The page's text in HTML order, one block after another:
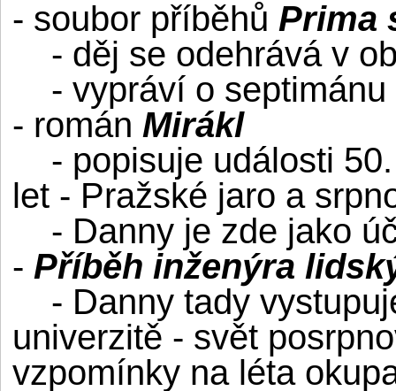
- soubor příběhů Prima
- děj se odehrává v
- vypráví o septimánu
- román Mirákl
- popisuje události
let - Pražské jaro a
- Danny je zde jako
- Příběh inženýra
- Danny tady
univerzitě - svět
vzpomínky na léta